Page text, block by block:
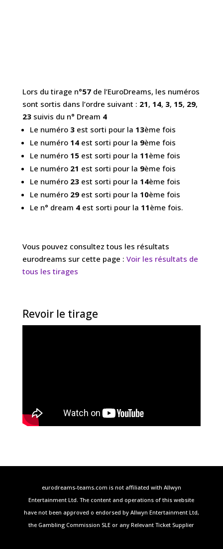
Lors du tirage n°57de l’EuroDreams, les numéros
sont sortis dans l’ordre suivant : 21, 14, 3, 15, 29,
23suivis du n° Dream 4
Le numéro 3est sorti pour la 13ème fois
Le numéro 14est sorti pour la 9ème fois
Le numéro 15est sorti pour la 11ème fois
Le numéro 21 est sorti pour la 9ème fois
Le numéro 23est sorti pour la 14ème fois
Le numéro 29est sorti pour la 10ème fois
Le n° dream 4est sorti pour la 11ème fois.
Vous pouvez consultez tous les résultats
eurodreams sur cette page : Voir les résultats de
tous les tirages
Revoir le tirage
eurodreams-teams.com is not affiliated with Allwyn
Entertainment Ltd. The content and operations of this website
have not been approved o endorsed by Allwyn Entertainment Ltd,
the Gambling Commission SLE or any Relevant Ticket Supplier